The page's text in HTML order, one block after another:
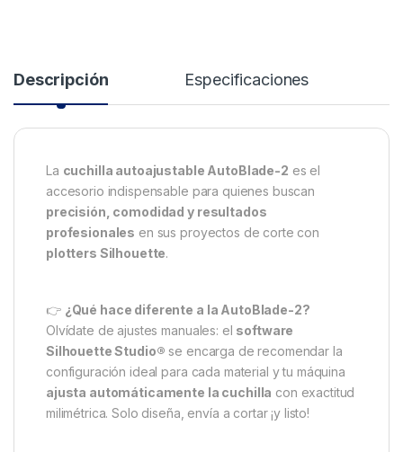
Descripción Especificaciones
La cuchilla autoajustable AutoBlade-2 es el
accesorio indispensable para quienes buscan
precisión, comodidad y resultados
profesionales en sus proyectos de corte con
plotters Silhouette.
👉 ¿Qué hace diferente a la AutoBlade-2?
Olvídate de ajustes manuales: el software
Silhouette Studio® se encarga de recomendar la
configuración ideal para cada material y tu máquina
ajusta automáticamente la cuchilla con exactitud
milimétrica. Solo diseña, envía a cortar ¡y listo!